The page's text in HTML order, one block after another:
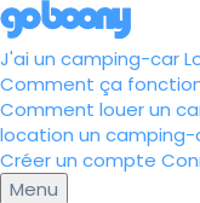
J'ai un camping-car
Comment ça
Comment louer un
location un camping-
Créer un compte
Menu